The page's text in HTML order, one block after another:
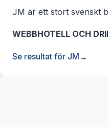
JM är ett stort svenskt
WEBBHOTELL OCH
Se resultat för JM